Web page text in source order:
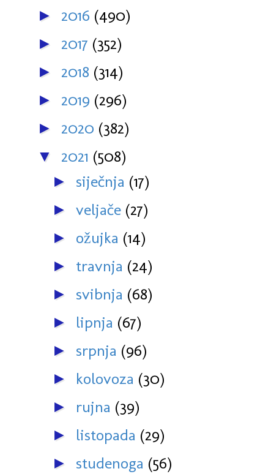
► 2016 (490)
► 2017 (352)
► 2018 (314)
► 2019 (296)
► 2020 (382)
▼ 2021 (508)
► siječnja (17)
► veljače (27)
► ožujka (14)
► travnja (24)
► svibnja (68)
► lipnja (67)
► srpnja (96)
► kolovoza (30)
► rujna (39)
► listopada (29)
► studenoga (56)